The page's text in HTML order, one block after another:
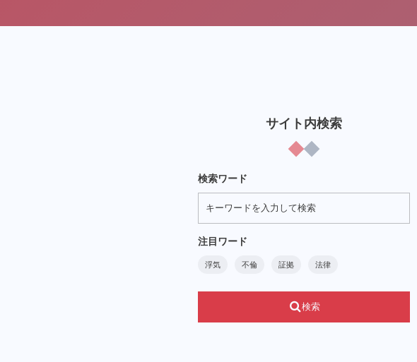
サイト内検索
検索ワード
注目ワード
浮気 不倫 証拠 法律
検索